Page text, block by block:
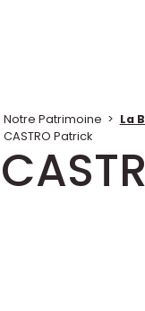
Notre Patrimoine > La
CASTRO Patrick